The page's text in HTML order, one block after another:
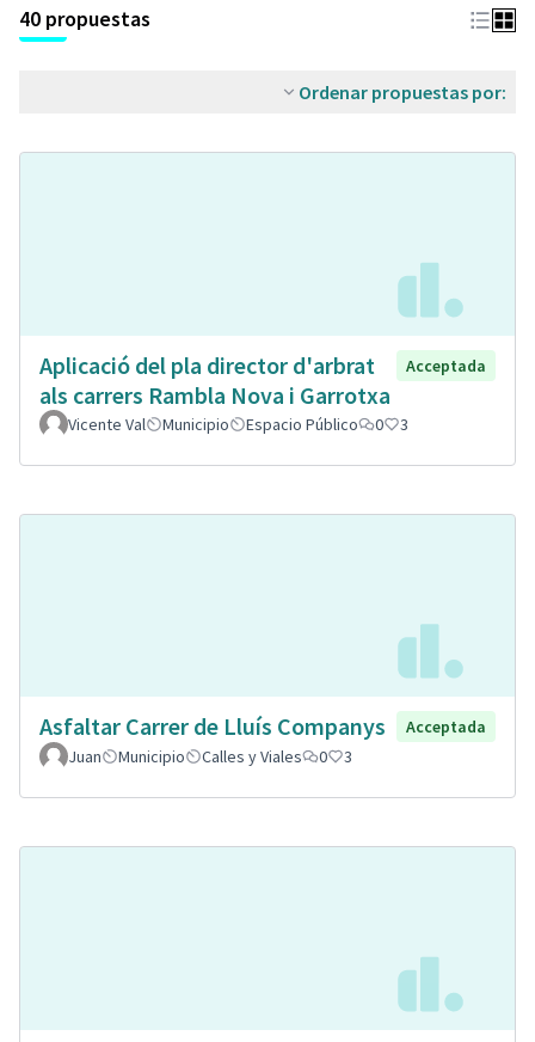
40 propuestas
Ordenar propuestas por:
Aplicació del pla director d'arbrat
als carrers Rambla Nova i Garrotxa
Acceptada
Vicente Val Municipio Espacio Público 0 3
Asfaltar Carrer de Lluís Companys
Acceptada
Juan
Municipio Calles y Viales 0 3